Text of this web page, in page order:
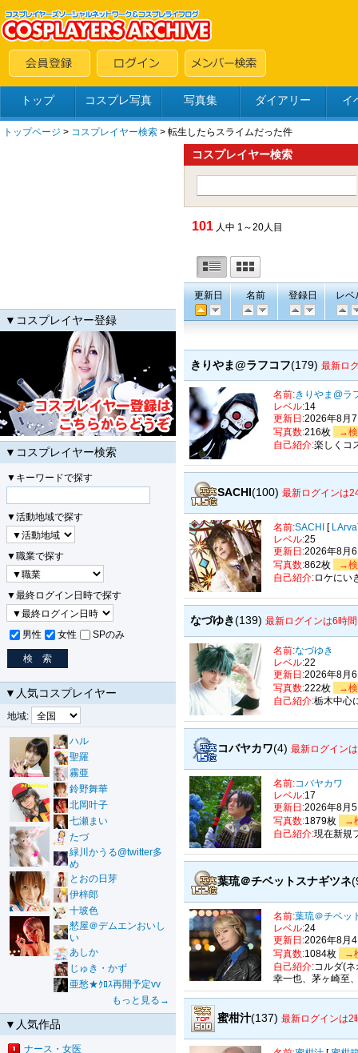
トップ コスプレ写真 写真集 ダイアリー イ
トップページ > コスプレイヤー検索 > 転生したらスライムだった件
▼コスプレイヤー登録
▼コスプレイヤー検索
▼キーワードで探す
▼活動地域で探す
▼職業で探す
▼最終ログイン日時で探す
男性 女性 SPのみ
▼人気コスプレイヤー
地域:
ハル
聖羅
霧亜
鈴野舞華
北岡叶子
七瀬まい
たづ
緑川かうる@twitter多
め
とおの日芽
伊梓郎
十玻色
憖屋＠デムエンおいし
い
あしか
じゅき・かず
亜愁★ｸﾛｽ再開予定vv
もっと見る→
▼人気作品
ナース・女医
コスプレイヤー検索
101 人中 1～20人目
更新日 名前 登録日 レベ
きりやま@ラフコフ(179) 最新ロ
名前:きりやま@ラ
レベル:14
更新日:2026年8月
写真数:216枚
→検
自己紹介:楽しくコ
SACHI(100) 最新ログインは
名前:SACHI [
レベル:25
更新日:2026年8月
写真数:862枚
→検
自己紹介:ロケにい
なづゆき(139) 最新ログインは6時
名前:なづゆき
レベル:22
更新日:2026年8月
写真数:222枚
→検
自己紹介:栃木中心
コバヤカワ(4) 最新ログイン
名前:コバヤカワ
レベル:17
更新日:2026年8月
写真数:1879枚
→
自己紹介:現在新規
葉琉＠チベットスナギツネ
名前:葉琉＠チベッ
レベル:24
更新日:2026年8月
写真数:1084枚
→
自己紹介:コルダ(
幸一也、茅ヶ崎至
蜜柑汁(137) 最新ログインは2